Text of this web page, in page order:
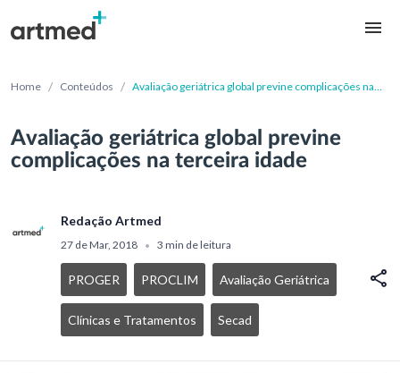
Home / Conteúdos / Avaliação geriátrica global previne complicações na
Avaliação geriátrica global previne
complicações na terceira idade
Redação Artmed
27 de Mar, 2018 • 3 min de leitura
PROGER PROCLIM Avaliação Geriátrica
Clínicas e Tratamentos Secad